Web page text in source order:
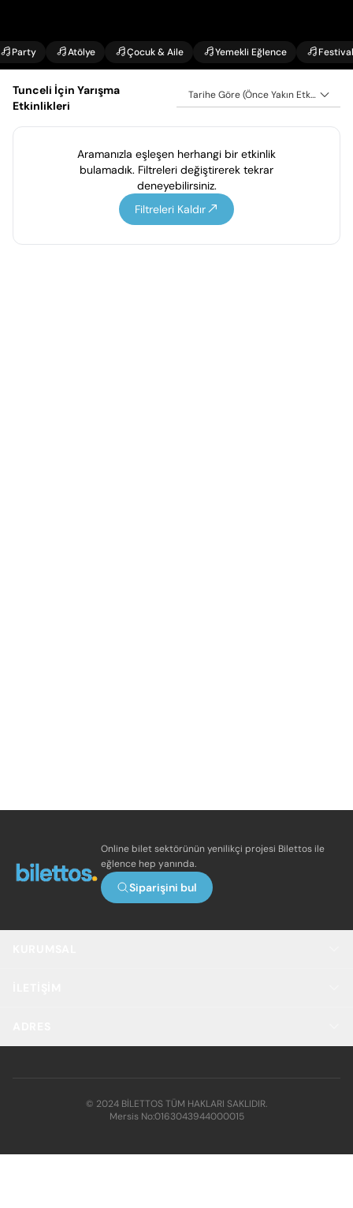
Party Atölye Çocuk & Aile Yemekli Eğlence Festival
Tunceli İçin Yarışma
Etkinlikleri
Tarihe Göre (Önce Yakın Etkinlikler)
Aramanızla eşleşen herhangi bir etkinlik
bulamadık. Filtreleri değiştirerek tekrar
deneyebilirsiniz.
Filtreleri Kaldır
Online bilet sektörünün yenilikçi projesi Bilettos ile
eğlence hep yanında.
Siparişini bul
© 2024 BİLETTOS TÜM HAKLARI SAKLIDIR.
Mersis No:0163043944000015